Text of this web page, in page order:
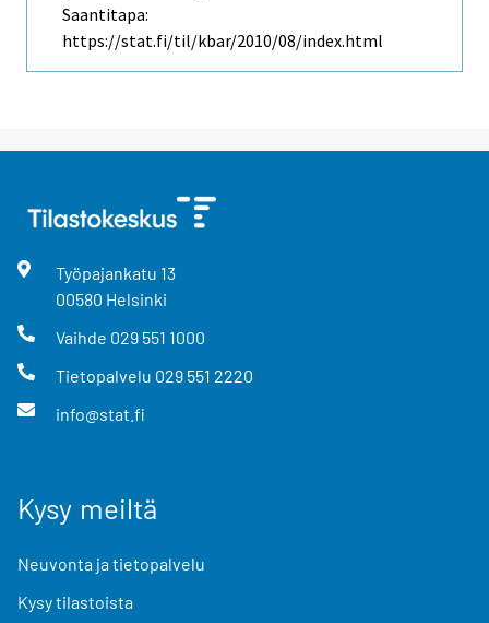
Saantitapa:
https://stat.fi/til/kbar/2010/08/index.html
Työpajankatu 13
00580 Helsinki
Vaihde 029 551 1000
Tietopalvelu 029 551 2220
info@stat.fi
Kysy meiltä
Neuvonta ja tietopalvelu
Kysy tilastoista